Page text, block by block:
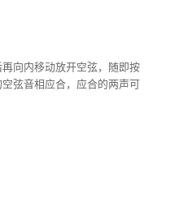
向内移动放开空弦，随即按
弦音相应合，应合的两声可